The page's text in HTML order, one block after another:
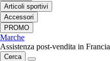
Articoli sportivi
Accessori
PROMO
Marche
Assistenza post-vendita in Francia
Cerca